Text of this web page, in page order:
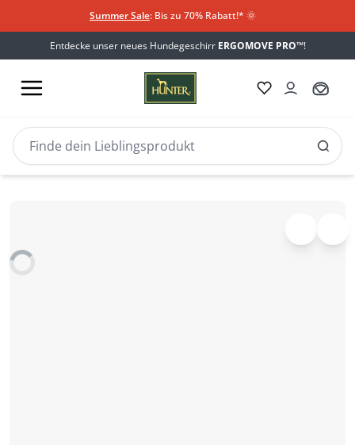
Summer Sale: Bis zu 70% Rabatt!* 🌞
Entdecke unser neues Hundegeschirr ERGOMOVE PRO™!